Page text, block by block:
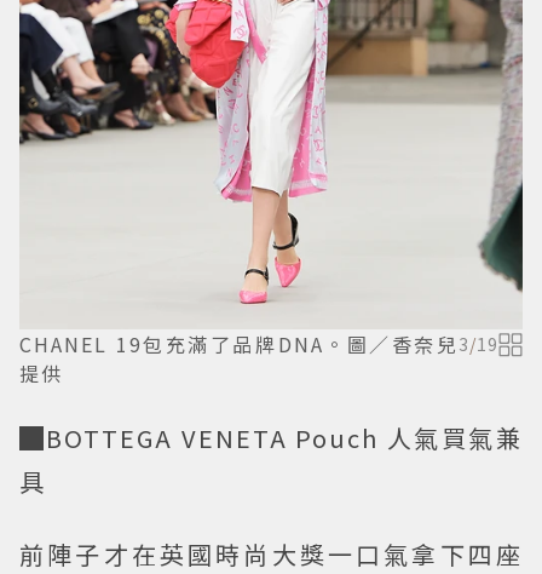
CHANEL 19包充滿了品牌DNA。圖／香奈兒
提供
3/19
█BOTTEGA VENETA Pouch 人氣買氣兼
具
前陣子才在英國時尚大獎一口氣拿下四座